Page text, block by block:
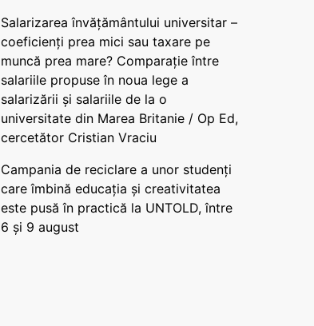
Salarizarea învățământului universitar –
coeficienți prea mici sau taxare pe
muncă prea mare? Comparație între
salariile propuse în noua lege a
salarizării și salariile de la o
universitate din Marea Britanie / Op Ed,
cercetător Cristian Vraciu
Campania de reciclare a unor studenți
care îmbină educația și creativitatea
este pusă în practică la UNTOLD, între
6 și 9 august